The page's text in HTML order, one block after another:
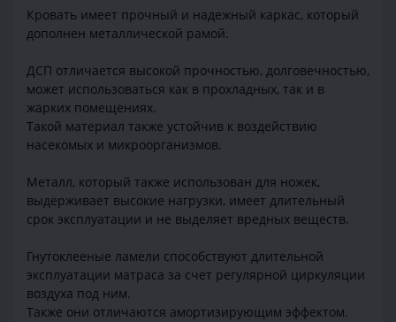
Кровать имеет прочный и надежный каркас, который
дополнен металлической рамой.
ДСП отличается высокой прочностью, долговечностью,
может использоваться как в прохладных, так и в
жарких помещениях.
Такой материал также устойчив к воздействию
насекомых и микроорганизмов.
Металл, который также использован для ножек,
выдерживает высокие нагрузки, имеет длительный
срок эксплуатации и не выделяет вредных веществ.
Гнутоклееные ламели способствуют длительной
эксплуатации матраса за счет регулярной циркуляции
воздуха под ним.
Также они отличаются амортизирующим эффектом.